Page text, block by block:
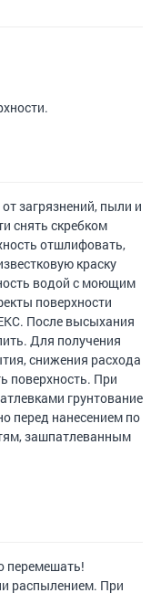
загрязнений, пыли и
снять скребком
отшлифовать,
краску
водой с моющим
поверхности
После высыхания
Для получения
снижения расхода
поверхность. При
грунтование
перед нанесением по
зашпатлеванным
перемешать!
распылением. При